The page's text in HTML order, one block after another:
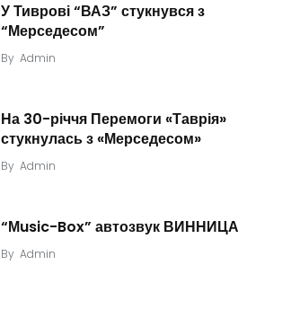
У Тиврові “ВАЗ” стукнувся з
“Мерседесом”
By Admin
На 30-річчя Перемоги «Таврія»
стукнулась з «Мерседесом»
By Admin
“Мusic-Box” автозвук ВИННИЦА
By Admin